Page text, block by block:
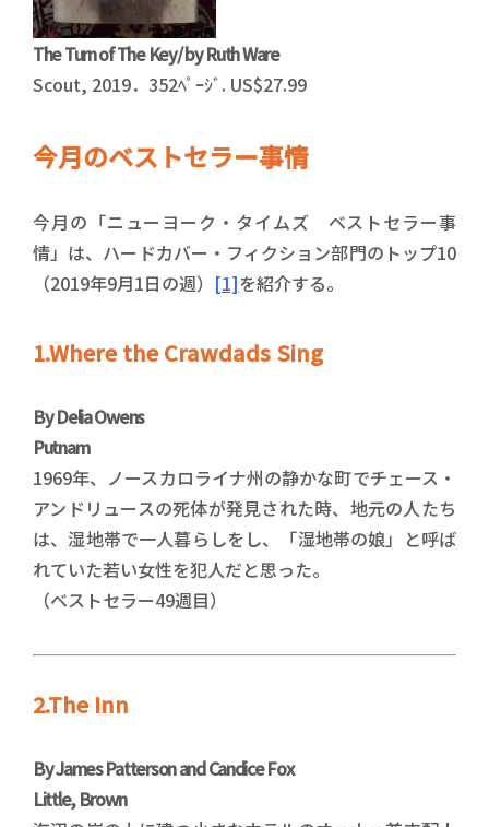
The Turn of The Key/ by Ruth Ware
Scout, 2019．352ﾍﾟｰｼﾞ. US$27.99
今月のベストセラー事情
今月の「ニューヨーク・タイムズ ベストセラー事
情」は、ハードカバー・フィクション部門のトップ10
（2019年9月1日の週） [1]を紹介する。
1.Where the Crawdads Sing
By Delia Owens
Putnam
1969年、ノースカロライナ州の静かな町でチェース・
アンドリュースの死体が発見された時、地元の人たち
は、湿地帯で一人暮らしをし、「湿地帯の娘」と呼ば
れていた若い女性を犯人だと思った。
（ベストセラー49週目）
2.The Inn
By James Patterson and Candice Fox
Little, Brown